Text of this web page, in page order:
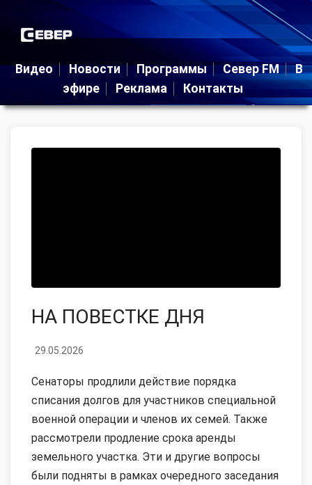
Видео Новости Программы Север FM
В
эфире
Реклама Контакты
НА ПОВЕСТКЕ ДНЯ
29.05.2026
Сенаторы продлили действие порядка
списания долгов для участников специальной
военной операции и членов их семей. Также
рассмотрели продление срока аренды
земельного участка. Эти и другие вопросы
были подняты в рамках очередного заседания